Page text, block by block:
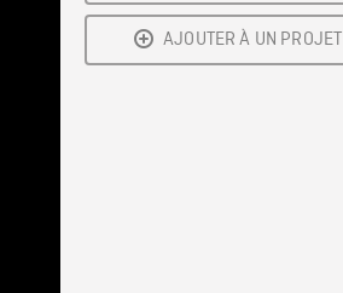
AJOUTER À UN PROJET